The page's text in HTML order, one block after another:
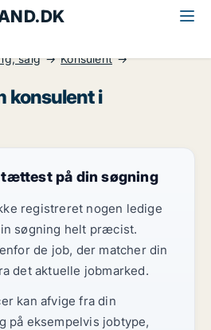
salg
Konsulent
konsulent i
på din søgning
registreret nogen ledige
søgning helt præcist.
de job, der matcher din
det aktuelle jobmarked.
kan afvige fra din
på eksempelvis jobtype,